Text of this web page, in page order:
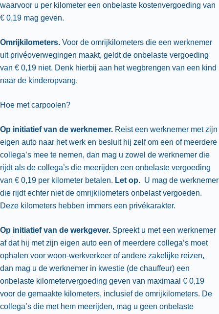
waarvoor u per kilometer een onbelaste kostenvergoeding van
€ 0,19 mag geven.
Omrijkilometers. Voor de omrijkilometers die een werknemer
uit privéoverwegingen maakt, geldt de onbelaste vergoeding
van € 0,19 niet. Denk hierbij aan het wegbrengen van een kind
naar de kinderopvang.
Hoe met carpoolen?
Op initiatief van de werknemer. Reist een werknemer met zijn
eigen auto naar het werk en besluit hij zelf om een of meerdere
collega’s mee te nemen, dan mag u zowel de werknemer die
rijdt als de collega’s die meerijden een onbelaste vergoeding
van € 0,19 per kilometer betalen. Let op. U mag de werknemer
die rijdt echter niet de omrijkilometers onbelast vergoeden.
Deze kilometers hebben immers een privékarakter.
Op initiatief van de werkgever. Spreekt u met een werknemer
af dat hij met zijn eigen auto een of meerdere collega’s moet
ophalen voor woon-werkverkeer of andere zakelijke reizen,
dan mag u de werknemer in kwestie (de chauffeur) een
onbelaste kilometervergoeding geven van maximaal € 0,19
voor de gemaakte kilometers, inclusief de omrijkilometers. De
collega’s die met hem meerijden, mag u geen onbelaste